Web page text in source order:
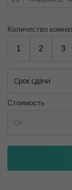
№02240/129 от
Договор на
Количество
1 2 3
Срок сдачи
Стоимость